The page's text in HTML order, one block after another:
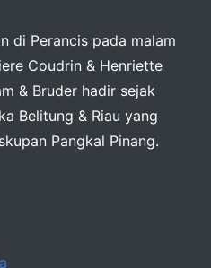
di Perancis pada malam
Coudrin & Henriette
& Bruder hadir sejak
Belitung & Riau yang
Pangkal Pinang.